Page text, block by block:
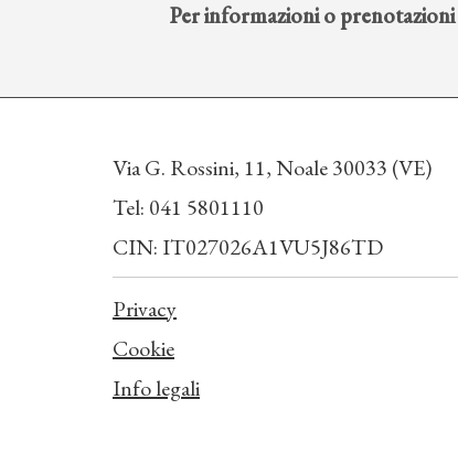
Per informazioni o prenotazioni
Via G. Rossini, 11, Noale 30033 (VE)
Tel: 041 5801110
CIN: IT027026A1VU5J86TD
Privacy
Cookie
Info legali